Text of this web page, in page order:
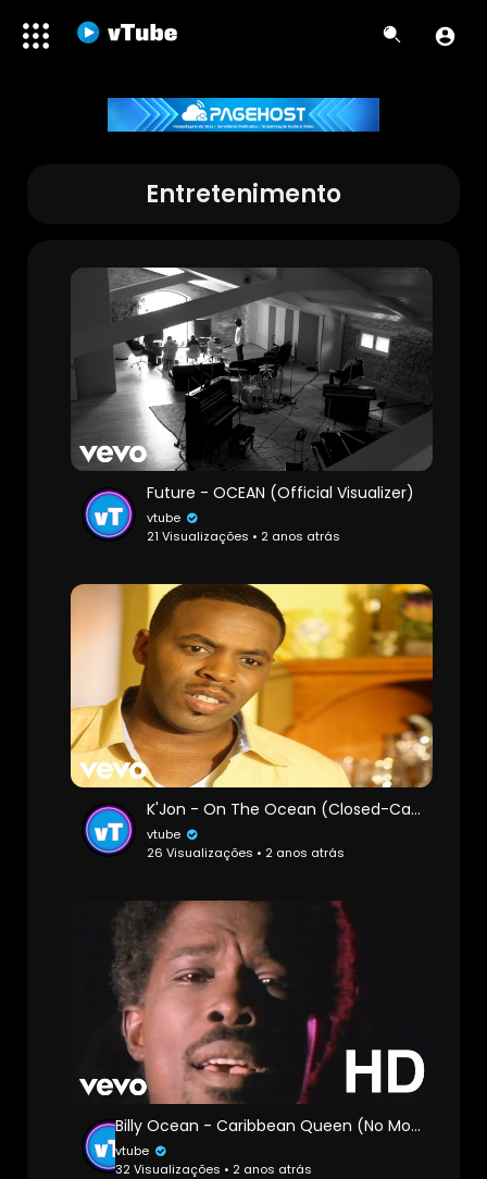
Entretenimento
Future - OCEAN (Official Visualizer)
vtube
21 Visualizações • 2 anos atrás
K'Jon - On The Ocean (Closed-Captioned)
vtube
26 Visualizações • 2 anos atrás
Billy Ocean - Caribbean Queen (No More Love on the Run) (Official HD Video)
vtube
32 Visualizações • 2 anos atrás